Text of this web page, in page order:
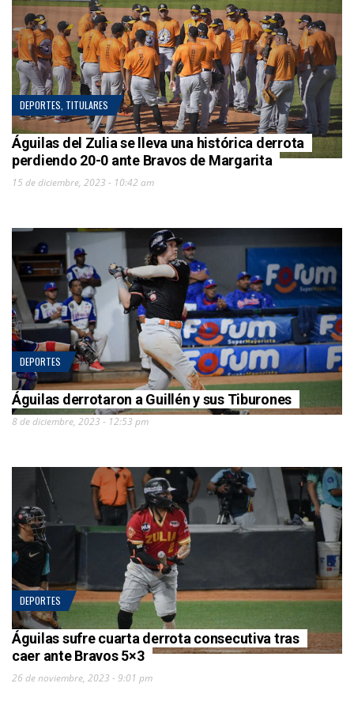
DEPORTES TITULARES
Águilas del Zulia se lleva una histórica derrota
perdiendo 20-0 ante Bravos de Margarita
15 de diciembre, 2023 - 10:42 am
DEPORTES
Águilas derrotaron a Guillén y sus Tiburones
8 de diciembre, 2023 - 12:53 pm
DEPORTES
Águilas sufre cuarta derrota consecutiva tras
caer ante Bravos 5×3
26 de noviembre, 2023 - 9:01 pm